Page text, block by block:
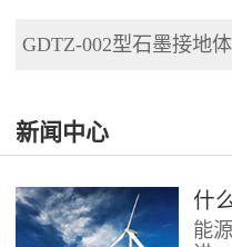
GDTZ-002型石墨接地体
新闻中心
什
能